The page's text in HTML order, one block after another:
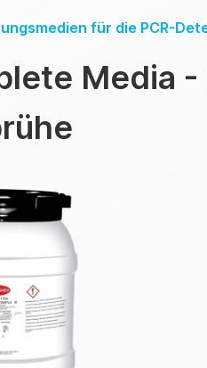
für die PCR-
Media